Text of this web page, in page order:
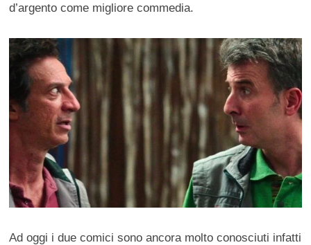
d’argento come migliore commedia.
Ad oggi i due comici sono ancora molto conosciuti infatti